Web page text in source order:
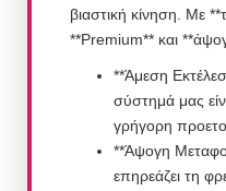
βιαστική κίνηση. Με
**Premium** και
**Άμεση
σύστημά μας
γρήγορη
**Άψογη
επηρεάζει τη